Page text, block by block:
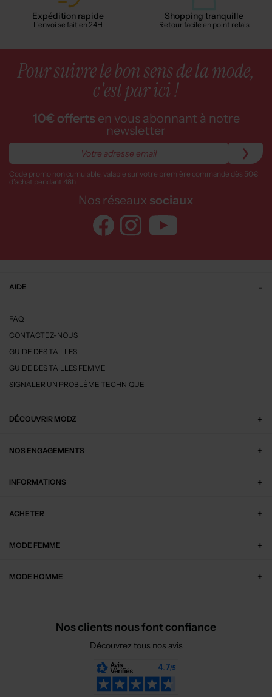
Expédition rapide
L'envoi se fait en 24H
Shopping tranquille
Retour facile en point relais
Pour suivre le bon sens de la mode,
c'est par ici !
10€ offerts en vous abonnant à notre
newsletter
Code promo non cumulable, valable sur votre première commande dès 50€
d’achat pendant 48h
Nos réseaux sociaux
AIDE
FAQ
CONTACTEZ-NOUS
GUIDE DES TAILLES
GUIDE DES TAILLES FEMME
SIGNALER UN PROBLÈME TECHNIQUE
DÉCOUVRIR MODZ
NOS ENGAGEMENTS
INFORMATIONS
ACHETER
MODE FEMME
MODE HOMME
Nos clients nous font confiance
Découvrez tous nos avis